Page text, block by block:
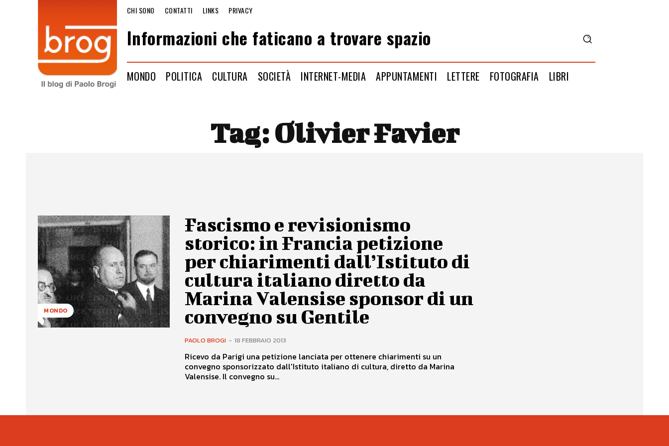
CHI SONO CONTATTI LINKS PRIVACY
Informazioni che faticano a trovare spazio
MONDO POLITICA CULTURA SOCIETÀ INTERNET-MEDIA APPUNTAMENTI LETTERE FOTOGRAFIA LIBRI
Tag:Olivier Favier
MONDO
Fascismo e revisionismo
storico: in Francia petizione
per chiarimenti dall’Istituto di
cultura italiano diretto da
Marina Valensise sponsor di un
convegno su Gentile
PAOLO BROGI - 18 FEBBRAIO 2013
Ricevo da Parigi una petizione lanciata per ottenere chiarimenti su un
convegno sponsorizzato dall'Istituto italiano di cultura, diretto da Marina
Valensise. Il convegno su...